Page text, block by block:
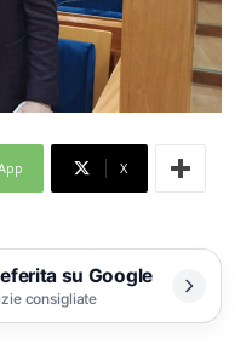
X
su Google
consigliate